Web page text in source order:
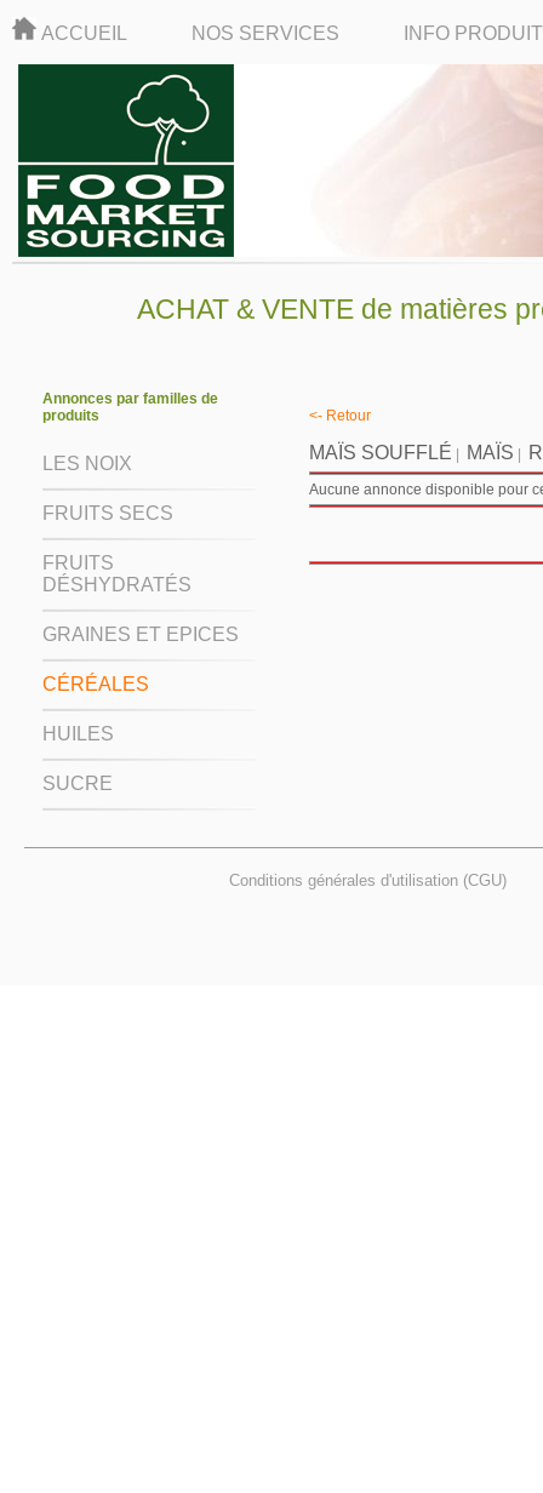
ACCUEIL NOS SERVICES INFO
ACHAT & VENTE de matières
Annonces par familles de
produits
LES NOIX
FRUITS SECS
FRUITS
DÉSHYDRATÉS
GRAINES ET EPICES
CÉRÉALES
HUILES
SUCRE
<- Retour
MAÏS SOUFFLÉ MAÏS
Aucune annonce disponible pour
Conditions générales d'utilisation (CGU)